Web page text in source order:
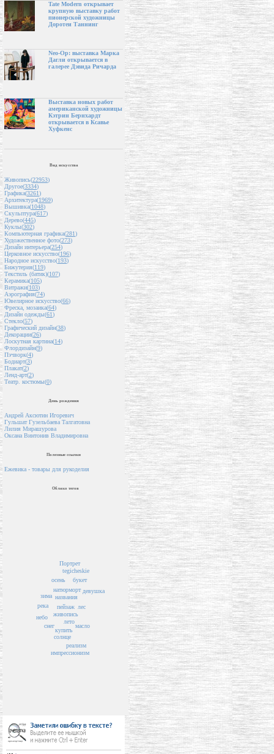
Tate Modern открывает
крупную выставку работ
пионерской художницы
Доротеи Таннинг
Neo-Op: выставка Марка
Дагли открывается в
галерее Дэвида Ричарда
Выставка новых работ
американской художницы
Кэтрин Бернхардт
открывается в Ксавье
Хуфкенс
Вид искусства
Живопись(22953)
Другое(3334)
Графика(3261)
Архитектура(1969)
Вышивка(1048)
Скульптура(617)
Дерево(445)
Куклы(302)
Компьютерная графика(281)
Художественное фото(273)
Дизайн интерьера(254)
Церковное искусство(196)
Народное искусство(193)
Бижутерия(119)
Текстиль (батик)(107)
Керамика(105)
Витражи(103)
Аэрография(74)
Ювелирное искусство(66)
Фреска, мозаика(64)
Дизайн одежды(61)
Стекло(57)
Графический дизайн(38)
Декорации(26)
Лоскутная картина(14)
Флордизайн(9)
Пэчворк(4)
Бодиарт(3)
Плакат(2)
Ленд-арт(2)
Театр. костюмы(0)
День рождения
Андрей Аксютин Игоревич
Гульшат Гузельбаева Талгатовна
Лилия Мирашурова
Оксана Винтонив Владимировна
Полезные ссылки
Ежевика - товары для рукоделия
Облако тегов
пейзаж
названия
живопись
лето
натюрморт
купить
солнце
лес
зима
осень букет
масло
река
снег
tegicheskie
реализм
небо
импрессионизм
Портрет
девушка